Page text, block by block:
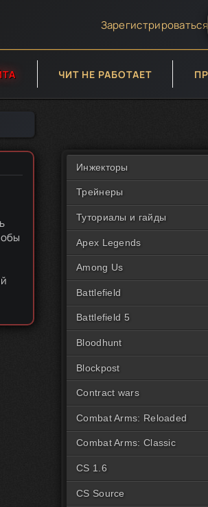
Зарегистрироваться
ЧИТ НЕ РАБОТАЕТ
Инжекторы
Трейнеры
Туториалы и гайды
Apex Legends
Among Us
Battlefield
Battlefield 5
Bloodhunt
Blockpost
Contract wars
Combat Arms: Reloaded
Combat Arms: Classic
CS 1.6
Читы для CS1.6 [Steam]
CS Source